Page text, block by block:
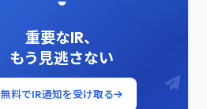
重要なIR、
もう見逃さない
無料でIR通知を受け取る